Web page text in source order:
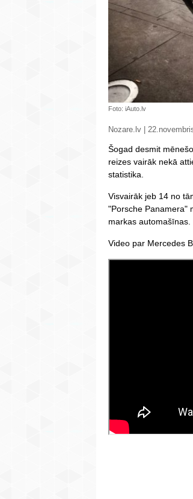
Foto: iAuto.lv
Nozare.lv |
Šogad desmit
reizes vairāk nekā
statistika.
Visvairāk jeb 14 no
"Porsche Panamera"
markas automašīnas.
Video par Mercedes